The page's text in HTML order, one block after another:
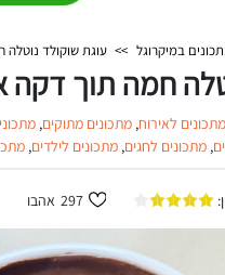
במיקרוגל >> עוגת שוקולד
חמה תוך
מתכונים לאירוח,מתכונים מתוקים,
,מתכונים לחגים,מתכונים לילדים,
297 אהבו